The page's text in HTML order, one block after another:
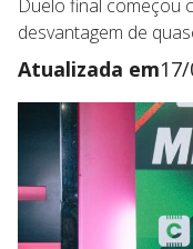
Duelo final começou
desvantagem de
Atualizada em